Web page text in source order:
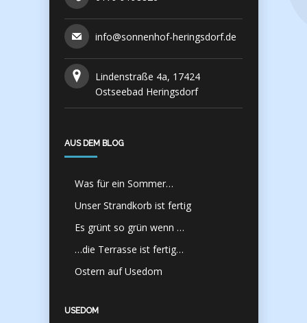
info@sonnenhof-heringsdorf.de
Lindenstraße 4a, 17424
Ostseebad Heringsdorf
AUS DEM BLOG
Was für ein Sommer…
Unser Strandkorb ist fertig
Es grünt so grün wenn …
…die Terrasse ist fertig…
Ostern auf Usedom
USEDOM